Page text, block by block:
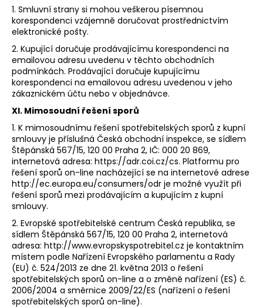
1. Smluvní strany si mohou veškerou písemnou
korespondenci vzájemně doručovat prostřednictvím
elektronické pošty.
2. Kupující doručuje prodávajícímu korespondenci na
emailovou adresu uvedenu v těchto obchodních
podmínkách. Prodávající doručuje kupujícímu
korespondenci na emailovou adresu uvedenou v jeho
zákaznickém účtu nebo v objednávce.
XI. Mimosoudní řešení sporů
1. K mimosoudnímu řešení spotřebitelských sporů z kupní
smlouvy je příslušná Česká obchodní inspekce, se sídlem
Štěpánská 567/15, 120 00 Praha 2, IČ: 000 20 869,
internetová adresa: https://adr.coi.cz/cs. Platformu pro
řešení sporů on-line nacházející se na internetové adrese
http://ec.europa.eu/consumers/odr je možné využít při
řešení sporů mezi prodávajícím a kupujícím z kupní
smlouvy.
2. Evropské spotřebitelské centrum Česká republika, se
sídlem Štěpánská 567/15, 120 00 Praha 2, internetová
adresa: http://www.evropskyspotrebitel.cz je kontaktním
místem podle Nařízení Evropského parlamentu a Rady
(EU) č. 524/2013 ze dne 21. května 2013 o řešení
spotřebitelských sporů on-line a o změně nařízení (ES) č.
2006/2004 a směrnice 2009/22/ES (nařízení o řešení
spotřebitelských sporů on-line).